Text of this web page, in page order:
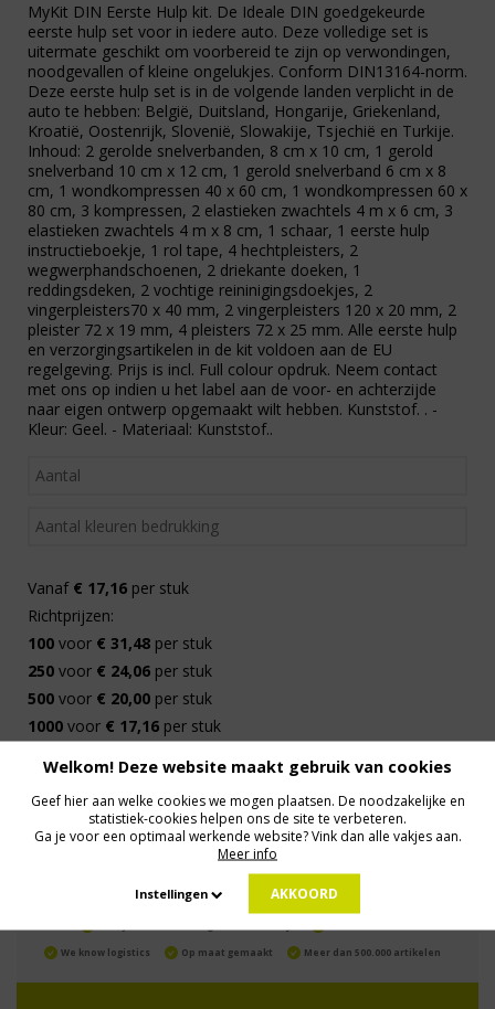
MyKit DIN Eerste Hulp kit. De Ideale DIN goedgekeurde
eerste hulp set voor in iedere auto. Deze volledige set is
uitermate geschikt om voorbereid te zijn op verwondingen,
noodgevallen of kleine ongelukjes. Conform DIN13164-norm.
Deze eerste hulp set is in de volgende landen verplicht in de
auto te hebben: België, Duitsland, Hongarije, Griekenland,
Kroatië, Oostenrijk, Slovenië, Slowakije, Tsjechië en Turkije.
Inhoud: 2 gerolde snelverbanden, 8 cm x 10 cm, 1 gerold
snelverband 10 cm x 12 cm, 1 gerold snelverband 6 cm x 8
cm, 1 wondkompressen 40 x 60 cm, 1 wondkompressen 60 x
80 cm, 3 kompressen, 2 elastieken zwachtels 4 m x 6 cm, 3
elastieken zwachtels 4 m x 8 cm, 1 schaar, 1 eerste hulp
instructieboekje, 1 rol tape, 4 hechtpleisters, 2
wegwerphandschoenen, 2 driekante doeken, 1
reddingsdeken, 2 vochtige reininigingsdoekjes, 2
vingerpleisters70 x 40 mm, 2 vingerpleisters 120 x 20 mm, 2
pleister 72 x 19 mm, 4 pleisters 72 x 25 mm. Alle eerste hulp
en verzorgingsartikelen in de kit voldoen aan de EU
regelgeving. Prijs is incl. Full colour opdruk. Neem contact
met ons op indien u het label aan de voor- en achterzijde
naar eigen ontwerp opgemaakt wilt hebben. Kunststof. . -
Kleur: Geel. - Materiaal: Kunststof..
Vanaf € 17,16 per stuk
Richtprijzen:
100 voor € 31,48 per stuk
250 voor € 24,06 per stuk
500 voor € 20,00 per stuk
1000 voor € 17,16 per stuk
We know logistics Op maat gemaakt Meer dan 500.000 artikelen
Welkom! Deze website maakt gebruik van cookies
Geef hier aan welke cookies we mogen plaatsen. De noodzakelijke en
statistiek-cookies helpen ons de site te verbeteren.
Ga je voor een optimaal werkende website? Vink dan alle vakjes aan.
Meer info
Instellingen AKKOORD